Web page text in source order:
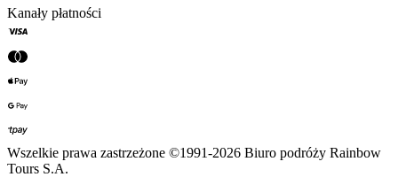
Kanały płatności
Wszelkie prawa zastrzeżone ©1991-2026 Biuro podróży Rainbow
Tours S.A.